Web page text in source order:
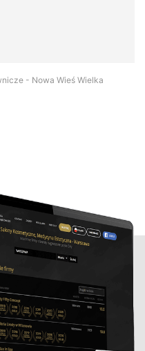
- Nowa Wieś Wielka